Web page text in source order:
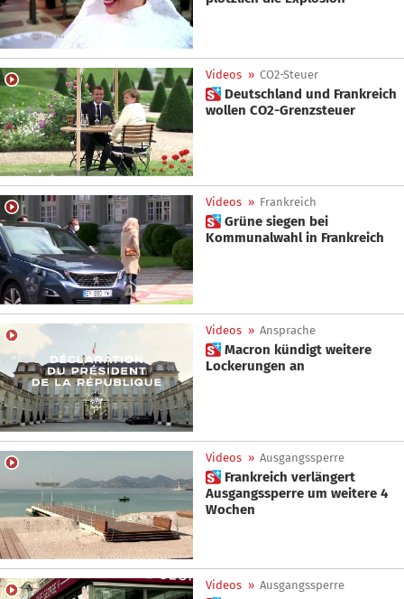
Videos » CO2-Steuer
 Deutschland und Frankreich
wollen CO2-Grenzsteuer
Videos » Frankreich
 Grüne siegen bei
Kommunalwahl in Frankreich
Videos » Ansprache
 Macron kündigt weitere
Lockerungen an
Videos » Ausgangssperre
 Frankreich verlängert
Ausgangssperre um weitere 4
Wochen
Videos » Ausgangssperre